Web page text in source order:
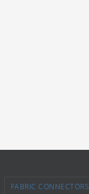
FABRIC CONNECTORS